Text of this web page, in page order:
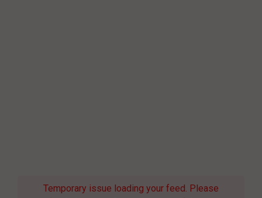
Temporary issue loading your feed. Please